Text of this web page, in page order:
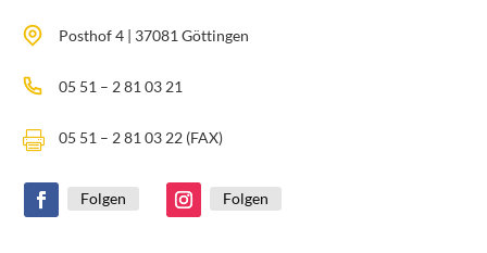
Posthof 4 | 37081 Göttingen
05 51 – 2 81 03 21
 05 51 – 2 81 03 22 (FAX)
Folgen Folgen